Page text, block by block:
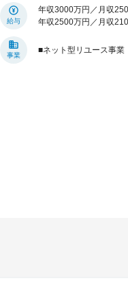
給与
年収3000万円／月収
年収2500万円／月収
事業
■ネット型リユース事業